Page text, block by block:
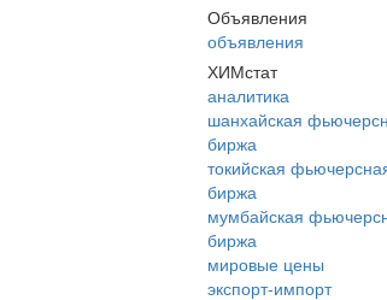
Объявления
объявления
ХИМстат
аналитика
шанхайская
биржа
токийская
биржа
мумбайская
биржа
мировые цены
экспорт-импорт